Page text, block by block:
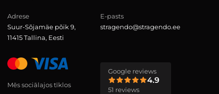
Adrese
Suur-Sõjamäe põik 9,
11415 Tallina, Eesti
E-pasts
stragendo@stragendo.ee
Mēs sociālajos tīklos
Google reviews
4.9
51 reviews